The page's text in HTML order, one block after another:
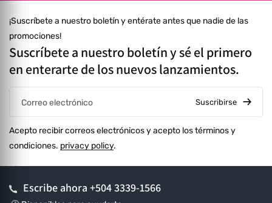
¡Suscríbete a nuestro boletín y entérate antes que nadie de las
promociones!
Suscríbete a nuestro boletín y sé el primero
en enterarte de los nuevos lanzamientos.
Correo electrónico Suscribirse
Acepto recibir correos electrónicos y acepto los términos y
condiciones. privacy policy.
Escribe ahora +504 3339-1566